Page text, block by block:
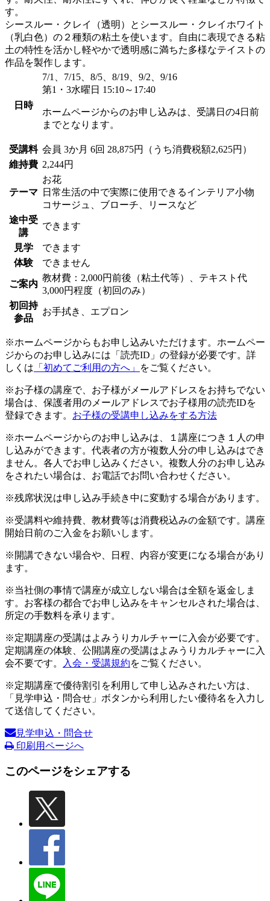
す。
シースルー・クレイ（透明）とシースルー・クレイホワイト
（乳白色）の２種類の粘土を使います。自由に表現できる粘
土の特性を活かし軽やかで透明感に満ちた多様なテイストの
作品を製作します。
日時
7/1、7/15、8/5、8/19、9/2、9/16
第1・3水曜日 15:10～17:40
ホームページからのお申し込みは、受講日の4日前
までとなります。
受講料 会員 3か月 6回 28,875円（うち消費税額2,625円）
維持費 2,244円
テーマ
お花
日常生活の中で実際に使用できるインテリア小物
コサージュ、ブローチ、リースなど
途中受
講
できます
見学
できます
体験
できません
ご案内
教材費：2,000円前後（粘土代等）、テキスト代
3,000円程度（初回のみ）
初回持
参品
お手拭き、エプロン
※ホームページからもお申し込みいただけます。ホームペー
ジからのお申し込みには「読売ID」の登録が必要です。詳
しくは 「初めてご利用の方へ」 をご覧ください。
※お子様の講座で、お子様がメールアドレスをお持ちでない
場合は、保護者用のメールアドレスでお子様用の読売IDを
登録できます。 お子様の受講申し込みをする方法
※ホームページからのお申し込みは、１講座につき１人の申
し込みができます。代表者の方が複数人分の申し込みはでき
ません。各人でお申し込みください。複数人分のお申し込み
をされたい場合は、お電話でお問い合わせください。
※残席状況は申し込み手続き中に変動する場合があります。
※受講料や維持費、教材費等は消費税込みの金額です。講座
開始日前のご入金をお願いします。
※開講できない場合や、日程、内容が変更になる場合があり
ます。
※当社側の事情で講座が成立しない場合は全額を返金しま
す。お客様の都合でお申し込みをキャンセルされた場合は、
所定の手数料を承ります。
※定期講座の受講はよみうりカルチャーに入会が必要です。
定期講座の体験、公開講座の受講はよみうりカルチャーに入
会不要です。
入会・受講規約をご覧ください。
※定期講座で優待割引を利用して申し込みされたい方は、
「見学申込・問合せ」ボタンから利用したい優待名を入力し
て送信してください。
見学申込・問合せ
印刷用ページへ
このページをシェアする